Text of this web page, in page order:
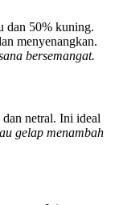
dan 50% kuning.
menyenangkan.
bersemangat.
netral. Ini ideal
gelap menambah